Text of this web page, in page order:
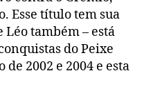
Esse título tem sua
Léo também – está
do Peixe
2002 e 2004 e esta